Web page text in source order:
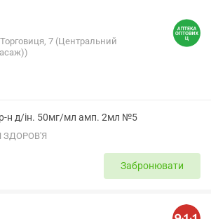
7 (Центральний
н д/ін. 50мг/мл амп. 2мл №5
ЗДОРОВ'Я
Забронювати